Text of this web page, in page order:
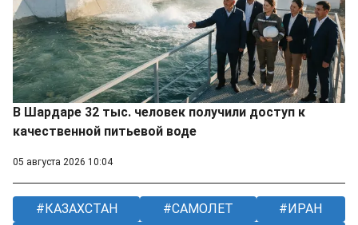
В Шардаре 32 тыс. человек получили доступ к
качественной питьевой воде
05 августа 2026 10:04
КАЗАХСТАН САМОЛЕТ
ИРАН